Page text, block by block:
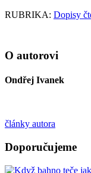
RUBRIKA: Dopisy
O autorovi
Ondřej Ivanek
články autora
Doporučujeme